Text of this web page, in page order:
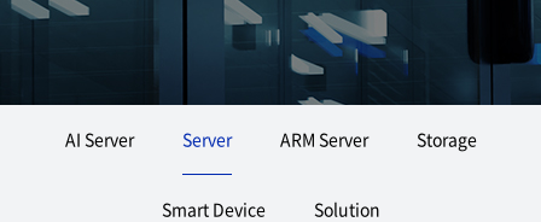
AI Server Server ARM Server Storage
Smart Device Solution